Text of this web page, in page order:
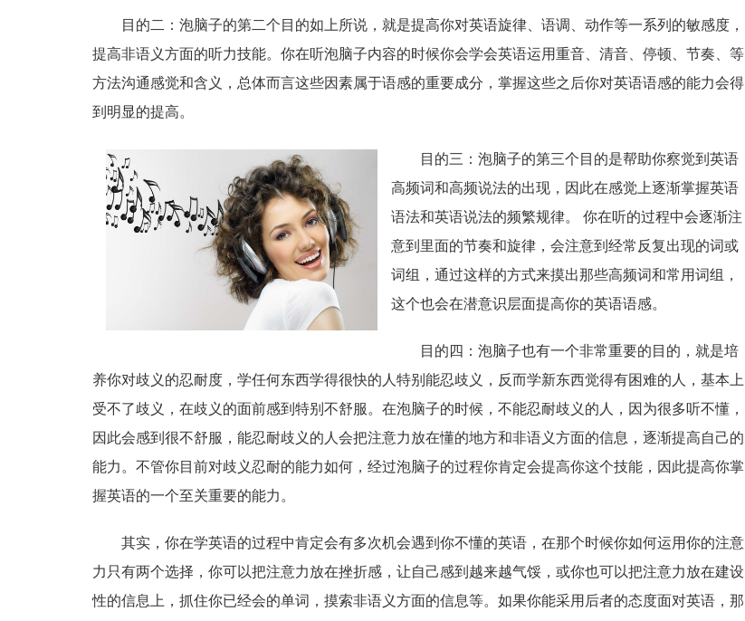
目的二：泡脑子的第二个目的如上所说，就是提高你对英语旋律、语调、动作等一系列的敏感度，
提高非语义方面的听力技能。你在听泡脑子内容的时候你会学会英语运用重音、清音、停顿、节奏、等
方法沟通感觉和含义，总体而言这些因素属于语感的重要成分，掌握这些之后你对英语语感的能力会得
到明显的提高。
目的三：泡脑子的第三个目的是帮助你察觉到英语
高频词和高频说法的出现，因此在感觉上逐渐掌握英语
语法和英语说法的频繁规律。 你在听的过程中会逐渐注
意到里面的节奏和旋律，会注意到经常反复出现的词或
词组，通过这样的方式来摸出那些高频词和常用词组，
这个也会在潜意识层面提高你的英语语感。
目的四：泡脑子也有一个非常重要的目的，就是培
养你对歧义的忍耐度，学任何东西学得很快的人特别能忍歧义，反而学新东西觉得有困难的人，基本上
受不了歧义，在歧义的面前感到特别不舒服。在泡脑子的时候，不能忍耐歧义的人，因为很多听不懂，
因此会感到很不舒服，能忍耐歧义的人会把注意力放在懂的地方和非语义方面的信息，逐渐提高自己的
能力。不管你目前对歧义忍耐的能力如何，经过泡脑子的过程你肯定会提高你这个技能，因此提高你掌
握英语的一个至关重要的能力。
其实，你在学英语的过程中肯定会有多次机会遇到你不懂的英语，在那个时候你如何运用你的注意
力只有两个选择，你可以把注意力放在挫折感，让自己感到越来越气馁，或你也可以把注意力放在建设
性的信息上，抓住你已经会的单词，摸索非语义方面的信息等。如果你能采用后者的态度面对英语，那